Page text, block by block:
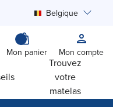
Belgique
Mon panier Mon compte
Trouvez
votre
matelas